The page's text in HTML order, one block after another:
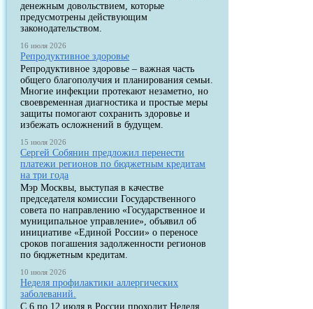
денежным довольствием, которые
предусмотрены действующим
законодательством.
16 июля 2026
Репродуктивное здоровье
Репродуктивное здоровье – важная часть
общего благополучия и планирования семьи.
Многие инфекции протекают незаметно, но
своевременная диагностика и простые меры
защиты помогают сохранить здоровье и
избежать осложнений в будущем.
15 июля 2026
Сергей Собянин предложил перенести
платежи регионов по бюджетным кредитам
на три года
Мэр Москвы, выступая в качестве
председателя комиссии Государственного
совета по направлению «Государственное и
муниципальное управление», объявил об
инициативе «Единой России» о переносе
сроков погашения задолженности регионов
по бюджетным кредитам.
10 июля 2026
Неделя профилактики аллергических
заболеваний.
С 6 по 12 июля в России проходит Неделя